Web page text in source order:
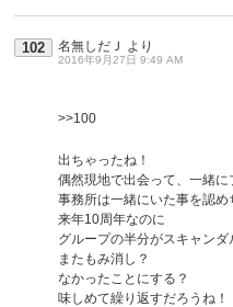
102 名無しだＪ より
2016年9月27日 9:49 AM
>>100
出ちゃったね！
偶然現地で出会って、一緒に
事務所は一緒にいた事を認め
来年10周年なのに
グループの半分がスキャンダ
またもみ消し？
なかったことにする？
味しめて繰り返すだろうね！